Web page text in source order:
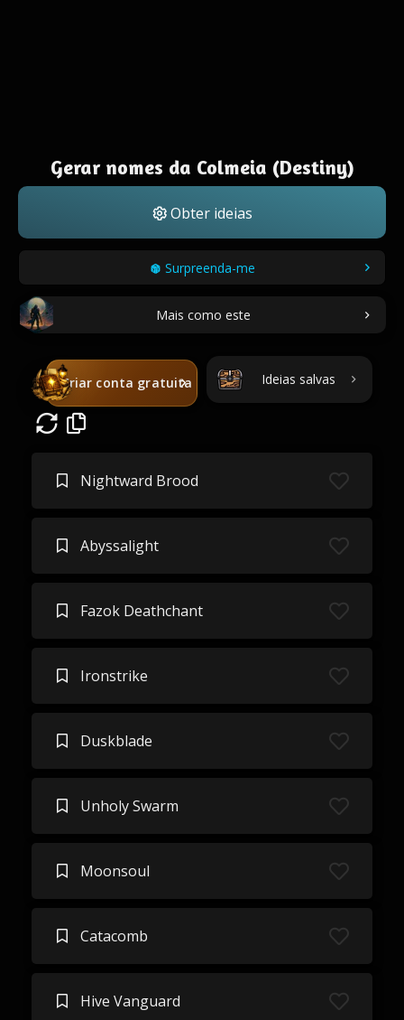
Gerar nomes da Colmeia (Destiny)
Obter ideias
Surpreenda-me
Mais como este
Criar conta gratuita Ideias salvas
Nightward Brood
Abyssalight
Fazok Deathchant
Ironstrike
Duskblade
Unholy Swarm
Moonsoul
Catacomb
Hive Vanguard